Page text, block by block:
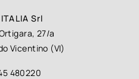
Srl
27/a
Vicentino (VI)
480220